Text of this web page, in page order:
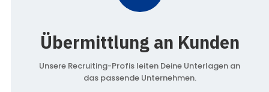
Übermittlung an Kunden
Unsere Recruiting-Profis leiten Deine Unterlagen an
das passende Unternehmen.